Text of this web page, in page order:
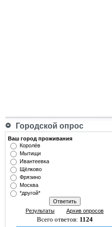
Городской опрос
Ваш город проживания
Королёв
Мытищи
Ивантеевка
Щёлково
Фрязино
Москва
*другой*
Результаты Архив опросов
Всего ответов: 1124